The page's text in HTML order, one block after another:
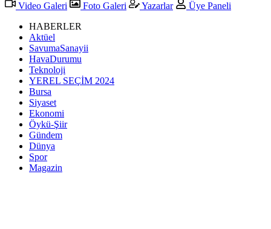
Video Galeri Foto Galeri Yazarlar
Üye Paneli
HABERLER
Aktüel
SavumaSanayii
HavaDurumu
Teknoloji
YEREL SEÇİM 2024
Bursa
Siyaset
Ekonomi
Öykü-Şiir
Gündem
Dünya
Spor
Magazin